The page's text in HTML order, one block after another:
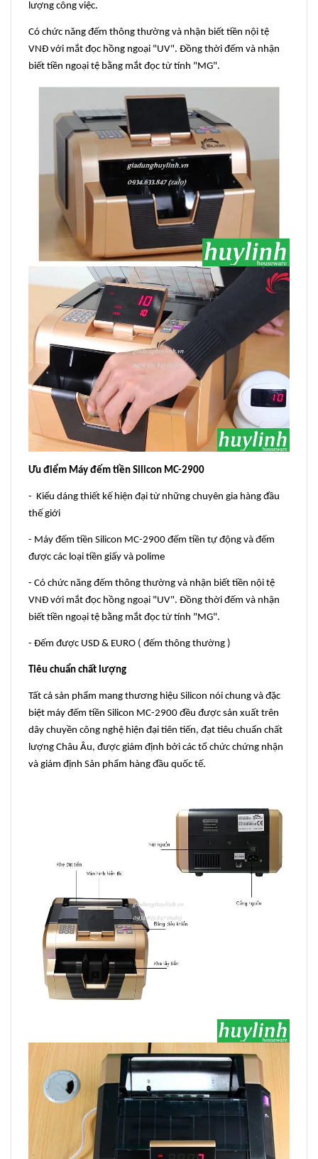
lượng công việc.
Có chức năng đếm thông thường và nhận biết tiền nội tệ
VNĐ với mắt đọc hồng ngoại "UV". Đồng thời đếm và nhận
biết tiền ngoại tệ bằng mắt đọc từ tính "MG".
Ưu điểm Máy đếm tiền Silicon MC-2900
- Kiểu dáng thiết kế hiện đại từ những chuyên gia hàng đầu
thế giới
- Máy đếm tiền Silicon MC-2900 đếm tiền tự động và đếm
được các loại tiền giấy và polime
- Có chức năng đếm thông thường và nhận biết tiền nội tệ
VNĐ với mắt đọc hồng ngoại "UV". Đồng thời đếm và nhận
biết tiền ngoại tệ bằng mắt đọc từ tính "MG".
- Đếm được USD & EURO ( đếm thông thường )
Tiêu chuẩn chất lượng
Tất cả sản phẩm mang thương hiệu Silicon nói chung và đặc
biệt máy đếm tiền Silicon MC-2900 đều được sản xuất trên
dây chuyền công nghệ hiện đại tiên tiến, đạt tiêu chuẩn chất
lượng Châu Âu, được giám định bởi các tổ chức chứng nhận
và giám định Sản phẩm hàng đầu quốc tế.